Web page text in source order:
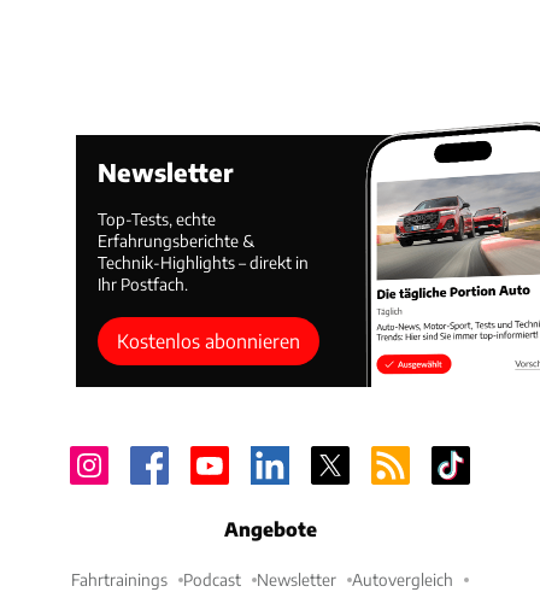
Newsletter
Top-Tests, echte
Erfahrungsberichte &
Technik-Highlights – direkt in
Ihr Postfach.
Kostenlos abonnieren
Angebote
Fahrtrainings Podcast Newsletter Autovergleich